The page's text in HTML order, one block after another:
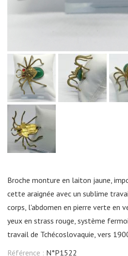
Broche monture en laiton jaune,
cette araignée avec un sublime
corps, l'abdomen en pierre verte en
yeux en strass rouge, système
travail de Tchécoslovaquie, vers
Référence : N°P1522